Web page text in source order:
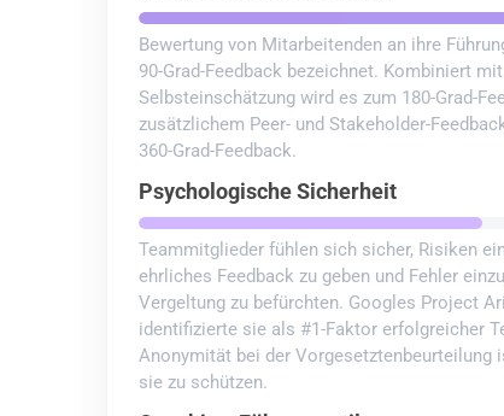
Bewertung von Mitarbeitenden an ihre
90-Grad-Feedback bezeichnet. Kombiniert mit
Selbsteinschätzung wird es zum 180-Grad-
zusätzlichem Peer- und Stakeholder-
360-Grad-Feedback.
Psychologische Sicherheit
Teammitglieder fühlen sich sicher, Risiken
ehrliches Feedback zu geben und Fehler
Vergeltung zu befürchten. Googles Project
identifizierte sie als #1-Faktor erfolgreicher
Anonymität bei der Vorgesetztenbeurteilung
sie zu schützen.